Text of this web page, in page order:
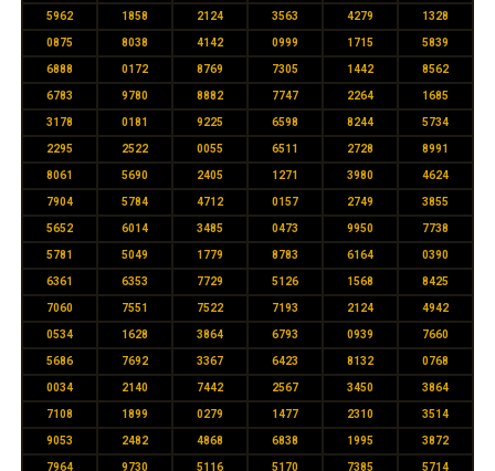
5962 1858 2124 3563 4279 1328
0875 8038 4142 0999 1715 5839
6888 0172 8769 7305 1442 8562
6783 9780 8882 7747 2264 1685
3178 0181 9225 6598 8244 5734
2295 2522 0055 6511 2728 8991
8061 5690 2405 1271 3980 4624
7904 5784 4712 0157 2749 3855
5652 6014 3485 0473 9950 7738
5781 5049 1779 8783 6164 0390
6361 6353 7729 5126 1568 8425
7060 7551 7522 7193 2124 4942
0534 1628 3864 6793 0939 7660
5686 7692 3367 6423 8132 0768
0034 2140 7442 2567 3450 3864
7108 1899 0279 1477 2310 3514
9053 2482 4868 6838 1995 3872
7964 9730 5116 5170 7385 5714